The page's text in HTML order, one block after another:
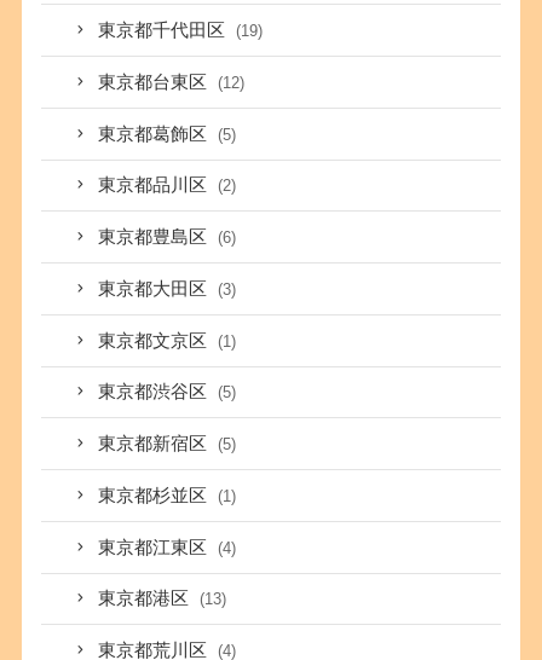
東京都千代田区 (19)
東京都台東区 (12)
東京都葛飾区 (5)
東京都品川区 (2)
東京都豊島区 (6)
東京都大田区 (3)
東京都文京区 (1)
東京都渋谷区 (5)
東京都新宿区 (5)
東京都杉並区 (1)
東京都江東区 (4)
東京都港区 (13)
東京都荒川区 (4)